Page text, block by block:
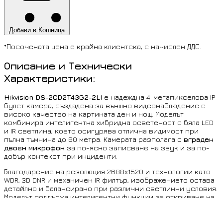
Добави в Кошница
*Посочената цена е крайна клиентска, с начислен ДДС.
Описание и Технически
Характеристики:
Hikvision DS-2CD2T43G2-2LI е надеждна 4-мегапикселова IP
булет камера, създадена за външно видеонаблюдение с
високо качество на картината ден и нощ. Моделът
комбинира интелигентна хибридна осветеност с бяла LED
и IR светлина, което осигурява отлична видимост при
пълна тъмнина до 60 метра. Камерата разполага с вграден
двоен микрофон за по-ясно записване на звук и за по-
добър контекст при инциденти.
Благодарение на резолюция 2688x1520 и технологии като
WDR, 3D DNR и механичен IR филтър, изображението остава
детайлно и балансирано при различни светлинни условия.